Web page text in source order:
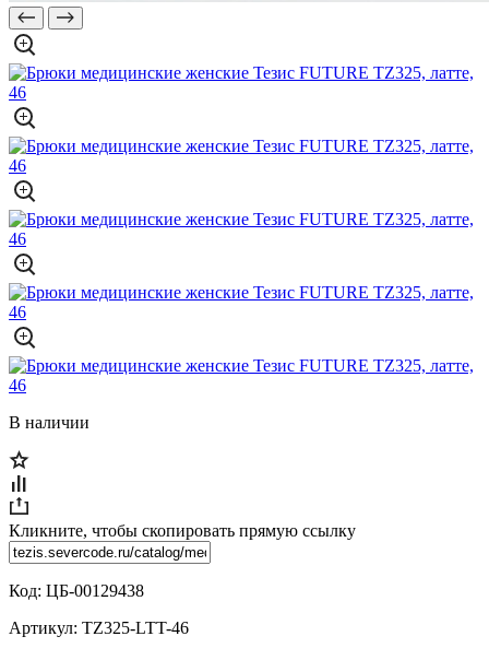
В наличии
Кликните, чтобы скопировать прямую ссылку
Код: ЦБ-00129438
Артикул: TZ325-LTT-46